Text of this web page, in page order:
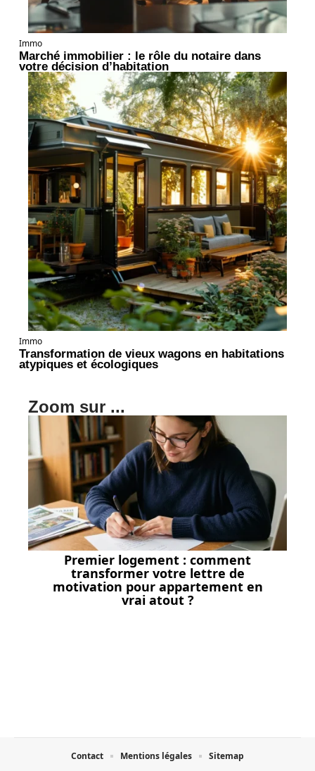
Immo
Marché immobilier : le rôle du notaire dans
votre décision d’habitation
Immo
Transformation de vieux wagons en habitations
atypiques et écologiques
Zoom sur ...
Premier logement : comment
transformer votre lettre de
motivation pour appartement en
vrai atout ?
Contact Mentions légales Sitemap